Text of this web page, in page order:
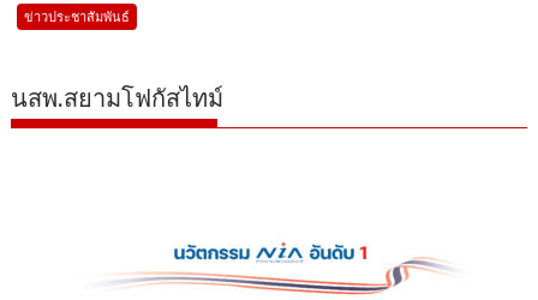
ข่าวประชาสัมพันธ์
นสพ.สยามโฟกัสไทม์